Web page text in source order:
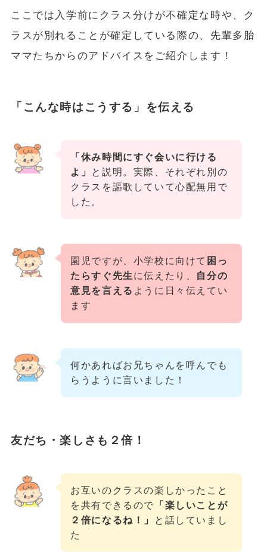
ここでは入学前にクラス分けが不確定な時や、ク
ラスが別れることが確定している際の、先輩多胎
ママたちからのアドバイスをご紹介します！
「こんな時はこうする」を伝える
「休み時間にすぐ会いに行ける
よ」 と説明。実際、それぞれ別の
クラスを謳歌していて心配無用で
した。
園児ですが、小学校に向けて 困っ
たらすぐ先生 に伝えたり、 自分の
意見を言える ように日々伝えてい
ます
何かあればお兄ちゃんを呼んでも
らうように言いました！
友だち・楽しさも２倍！
お互いのクラスの楽しかったこと
を共有できるので
「楽しいことが
２倍になるね！」
と話していまし
た